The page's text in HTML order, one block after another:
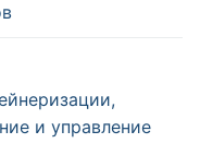
и управление